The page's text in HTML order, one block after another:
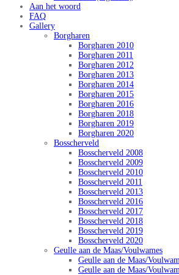
Aan het woord
FAQ
Gallery
Borgharen
Borgharen 2010
Borgharen 2011
Borgharen 2012
Borgharen 2013
Borgharen 2014
Borgharen 2015
Borgharen 2016
Borgharen 2018
Borgharen 2019
Borgharen 2020
Bosscherveld
Bosscherveld 2008
Bosscherveld 2009
Bosscherveld 2010
Bosscherveld 2011
Bosscherveld 2013
Bosscherveld 2016
Bosscherveld 2017
Bosscherveld 2018
Bosscherveld 2019
Bosscherveld 2020
Geulle aan de Maas/Voulwames
Geulle aan de Maas/
Geulle aan de Maas/